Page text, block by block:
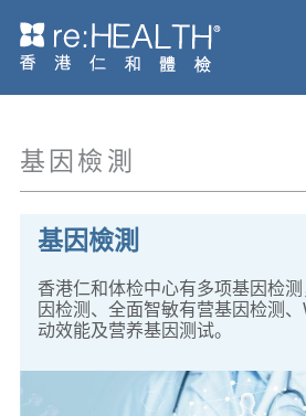
基因檢測
基因檢測
香港仁和体检中心有多项基因检
因检测、全面智敏有营基因检测
动效能及营养基因测试。